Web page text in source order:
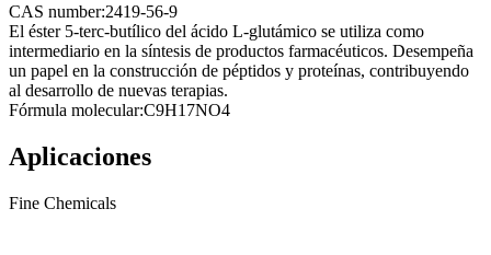
CAS number:2419-56-9
El éster 5-terc-butílico del ácido L-glutámico se utiliza como
intermediario en la síntesis de productos farmacéuticos. Desempeña
un papel en la construcción de péptidos y proteínas, contribuyendo
al desarrollo de nuevas terapias.
Fórmula molecular:C9H17NO4
Aplicaciones
Fine Chemicals